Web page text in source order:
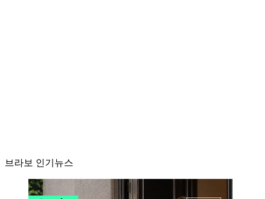
브라보 인기뉴스